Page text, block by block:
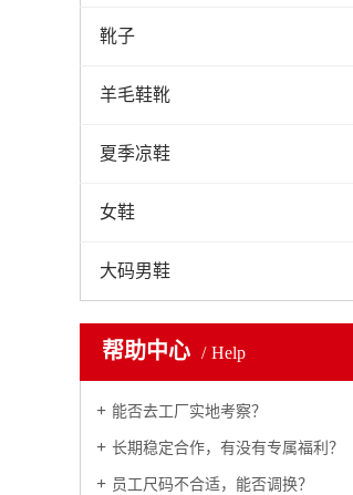
靴子
羊毛鞋靴
夏季凉鞋
女鞋
大码男鞋
帮助中心 Help
能否去工厂实地考察？
长期稳定合作，有没有专属福利？
员工尺码不合适，能否调换？